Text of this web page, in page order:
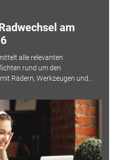
am
alle relevanten
rund um den
Rädern, Werkzeugen und...